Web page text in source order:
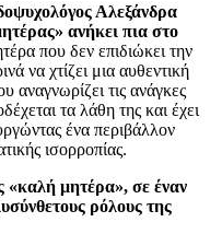
Αλεξάνδρα
ανήκει πια στο
που δεν επιδιώκει την
να χτίζει μια αυθεντική
αναγνωρίζει τις ανάγκες
τα λάθη της και έχει
ένα περιβάλλον
ισορροπίας.
«καλή μητέρα», σε έναν
ρόλους της